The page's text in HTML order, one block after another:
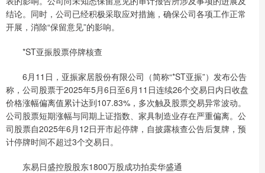
结论。同时，公司已经积极采取应对措施，确保公司各项工作正常
开展，消除“保留意见”的影响。
*ST亚振股票停牌核查
6月11日，亚振家居股份有限公司（简称“*ST亚振”）发布公告
称，公司股票于2025年5月6日至6月11日连续26个交易日内日收盘
价格涨幅偏离值累计达到107.83%，多次触及股票交易异常波动。
公司股票短期涨幅与同期上证指数、家具制造业存在严重偏离。公
司股票自2025年6月12日开市起停牌，自披露核查公告后复牌，预
计停牌时间不超过3个交易日。
东易日盛控股股东1800万股成功拍卖华盛通